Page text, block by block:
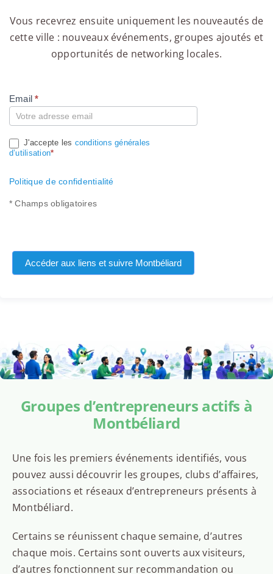
Vous recevrez ensuite uniquement les nouveautés de
cette ville : nouveaux événements, groupes ajoutés et
opportunités de networking locales.
Compte
Email*
J'accepte les conditions générales
d’utilisation*
Politique de confidentialité
* Champs obligatoires
Accéder aux liens et suivre Montbéliard
Groupes d’entrepreneurs actifs à
Montbéliard
Une fois les premiers événements identifiés, vous
pouvez aussi découvrir les groupes, clubs d’affaires,
associations et réseaux d’entrepreneurs présents à
Montbéliard.
Certains se réunissent chaque semaine, d’autres
chaque mois. Certains sont ouverts aux visiteurs,
d’autres fonctionnent sur recommandation ou